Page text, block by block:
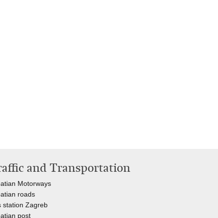
and Transportation
Motorways
roads
station Zagreb
post